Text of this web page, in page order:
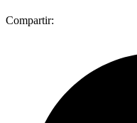
Compartir: